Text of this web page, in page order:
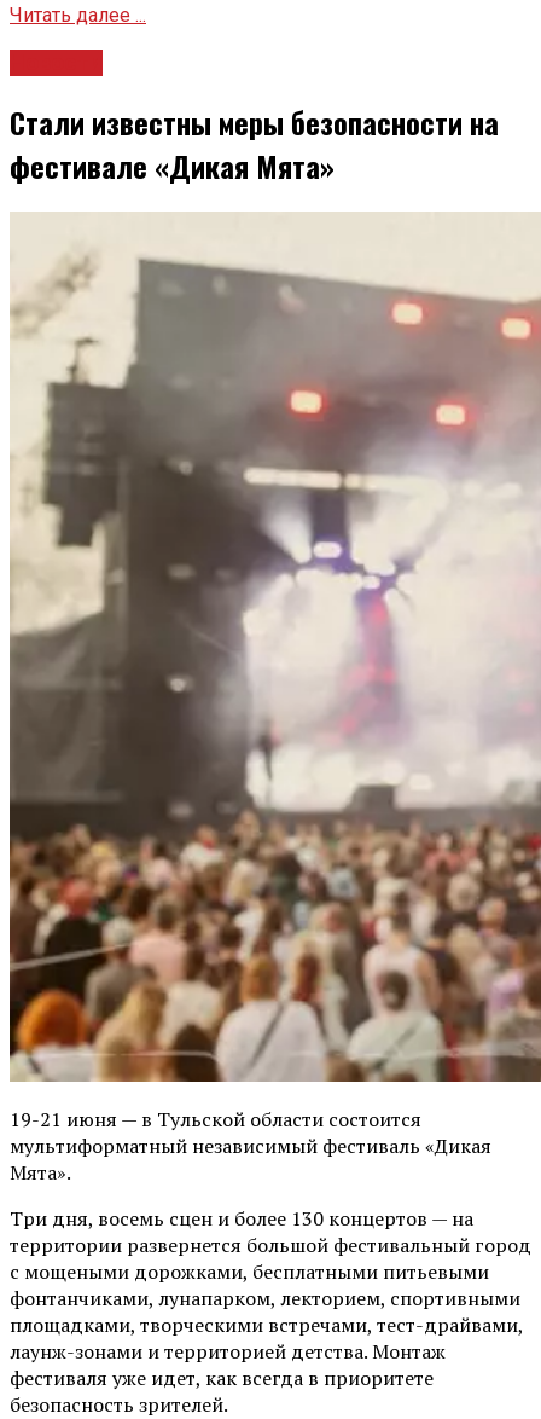
Читать далее ...
Стали известны меры безопасности на
фестивале «Дикая Мята»
19-21 июня — в Тульской области состоится
мультиформатный независимый фестиваль «Дикая
Мята».
Три дня, восемь сцен и более 130 концертов — на
территории развернется большой фестивальный город
с мощеными дорожками, бесплатными питьевыми
фонтанчиками, лунапарком, лекторием, спортивными
площадками, творческими встречами, тест-драйвами,
лаунж-зонами и территорией детства. Монтаж
фестиваля уже идет, как всегда в приоритете
безопасность зрителей.